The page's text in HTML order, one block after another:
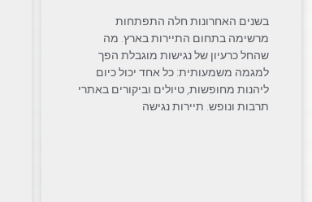
בשנים האחרונות חלה התפתחות
מרשימה בתחום התיירות בארץ. מה
שהחל כרעיון של נגישות מוגבלת הפך
למגמה משמעותית: כל אחד יכול כיום
ליהנות מחופשות, טיולים וביקורים באתרי
תרבות ונופש. תיירות נגישה